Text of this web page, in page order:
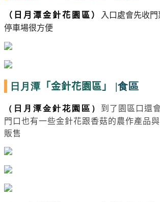
（日月潭金針花園區） 入口處會先收門
停車場很方便
日月潭 「金針花園區」 |食區
（日月潭金針花園區） 到了園區口還
門口也有一些金針花跟香菇的農作產品
販售